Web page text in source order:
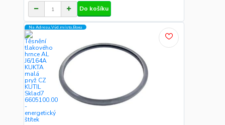
Do košíku
Na Adresu,Výd.místo,Boxu